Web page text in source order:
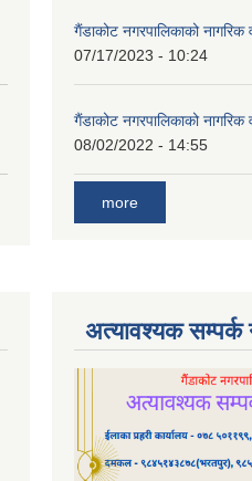
गैंडाकोट नगरपालिकाको
07/17/2023 - 10:24
गैंडाकोट नगरपालिकाको
08/02/2022 - 14:55
more
अत्यावश्यक सम्पर्क